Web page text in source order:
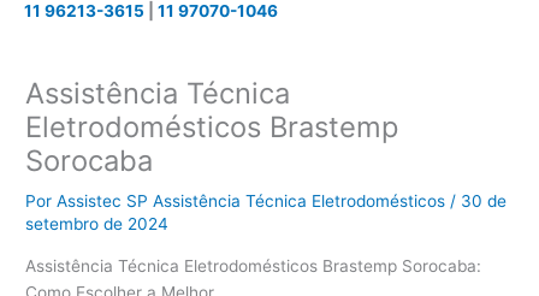
11 96213-3615
11 97070-1046
Assistência Técnica
Eletrodomésticos Brastemp
Sorocaba
PorAssistec SP Assistência Técnica Eletrodomésticos/ 30 de
setembro de 2024
Assistência Técnica Eletrodomésticos Brastemp Sorocaba: